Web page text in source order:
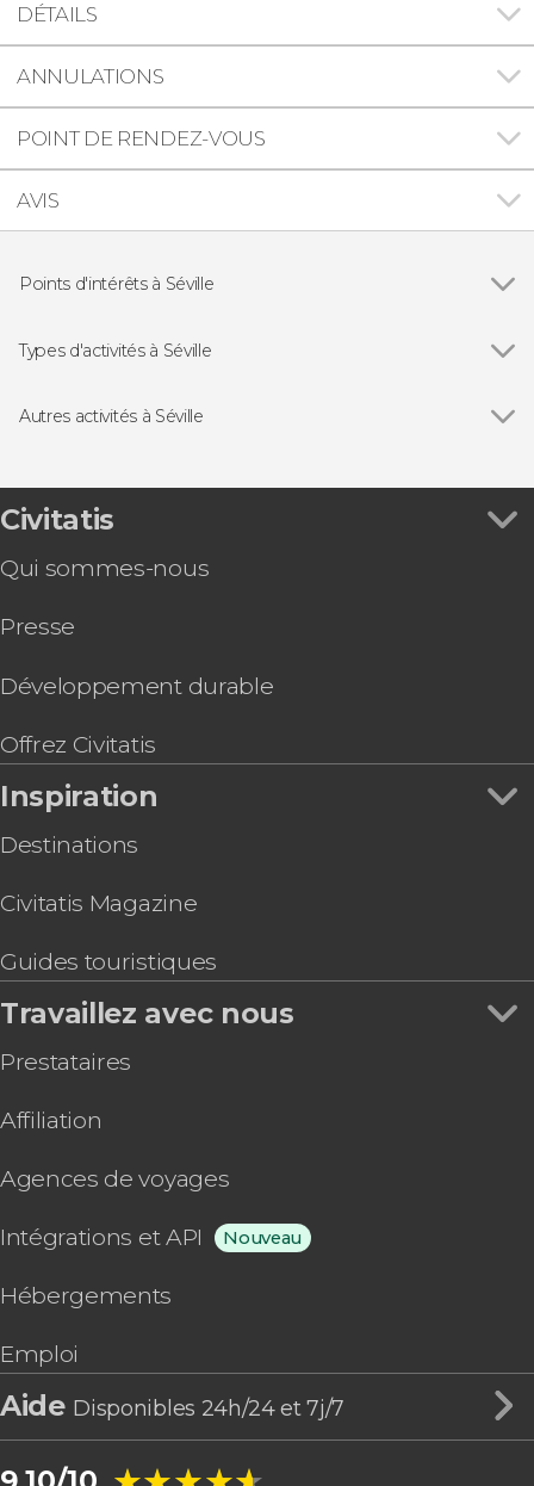
DÉTAILS
ANNULATIONS
POINT DE RENDEZ-VOUS
AVIS
Points d'intérêts à Séville
La Giralda
Alcazar de Séville
Église du Divin Sauveur
Types d'activités à Séville
Free tours à Séville
Spectacles de flamenco à Séville
Excursions d'une journée depuis Séville
Bus touristiques à Séville
Autres activités à Séville
Giralda
Setas de Séville : billet pour le Metropol Parasol
audioguide
Billet pour l’Aquarium de Séville
Location de Kayak à Séville
Visite de la cathédrale et de l'église du Sauveur
Balade privée en calèche dans Séville
Civitatis
Qui sommes-nous
Presse
Développement durable
Offrez Civitatis
Inspiration
Destinations
Civitatis Magazine
Guides touristiques
Travaillez avec nous
Prestataires
Affiliation
Agences de voyages
Intégrations et API Nouveau
Hébergements
Emploi
Aide Disponibles 24h/24 et 7j/7